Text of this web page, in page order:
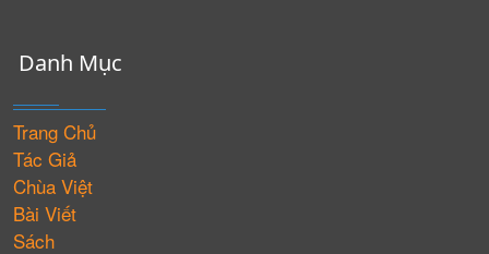
Danh Mục
Trang Chủ
Tác Giả
Chùa Việt
Bài Viết
Sách